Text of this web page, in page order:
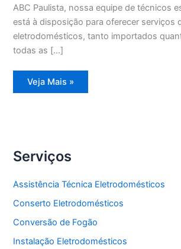
ABC Paulista, nossa equipe de técnicos
está à disposição para oferecer serviços
eletrodomésticos, tanto importados
todas as […]
Reparo
Eletrodomésticos
Veja Mais »
Serviços
Assistência Técnica Eletrodomésticos
Conserto Eletrodomésticos
Conversão de Fogão
Instalação Eletrodomésticos